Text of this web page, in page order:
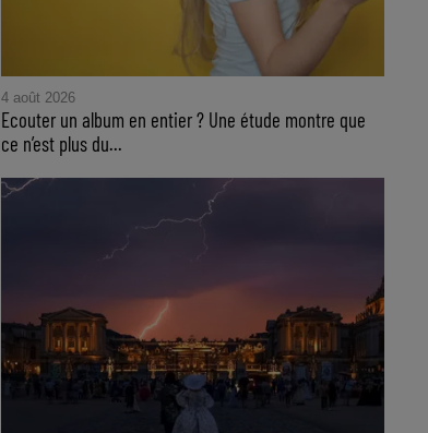
4 août 2026
Ecouter un album en entier ? Une étude montre que
ce n’est plus du...